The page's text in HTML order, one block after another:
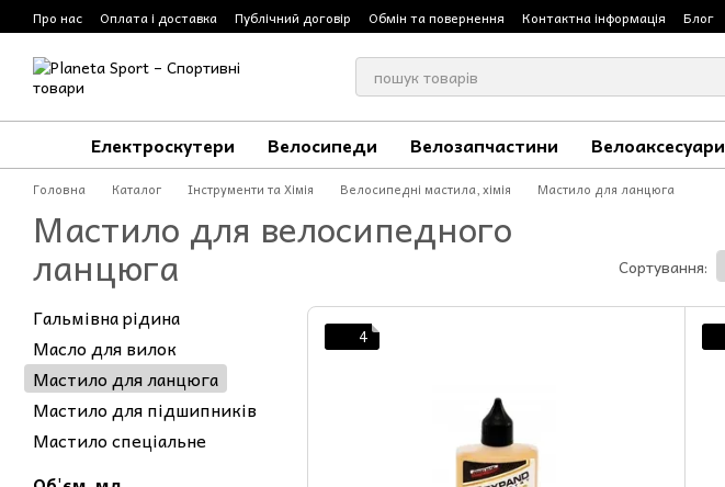
Перейти до основного контенту
Про нас Оплата і доставка Публічний договір Обмін та повернення Контактна інформація Блог
Електроскутери Велосипеди Велозапчастини Велоаксесуари
Головна Каталог Інструменти та Хімія Велосипедні мастила, хімія Мастило для ланцюга
Мастило для велосипедного
ланцюга Сортування:
4
Гальмівна рідина
Масло для вилок
Мастило для ланцюга
Мастило для підшипників
Мастило спеціальне